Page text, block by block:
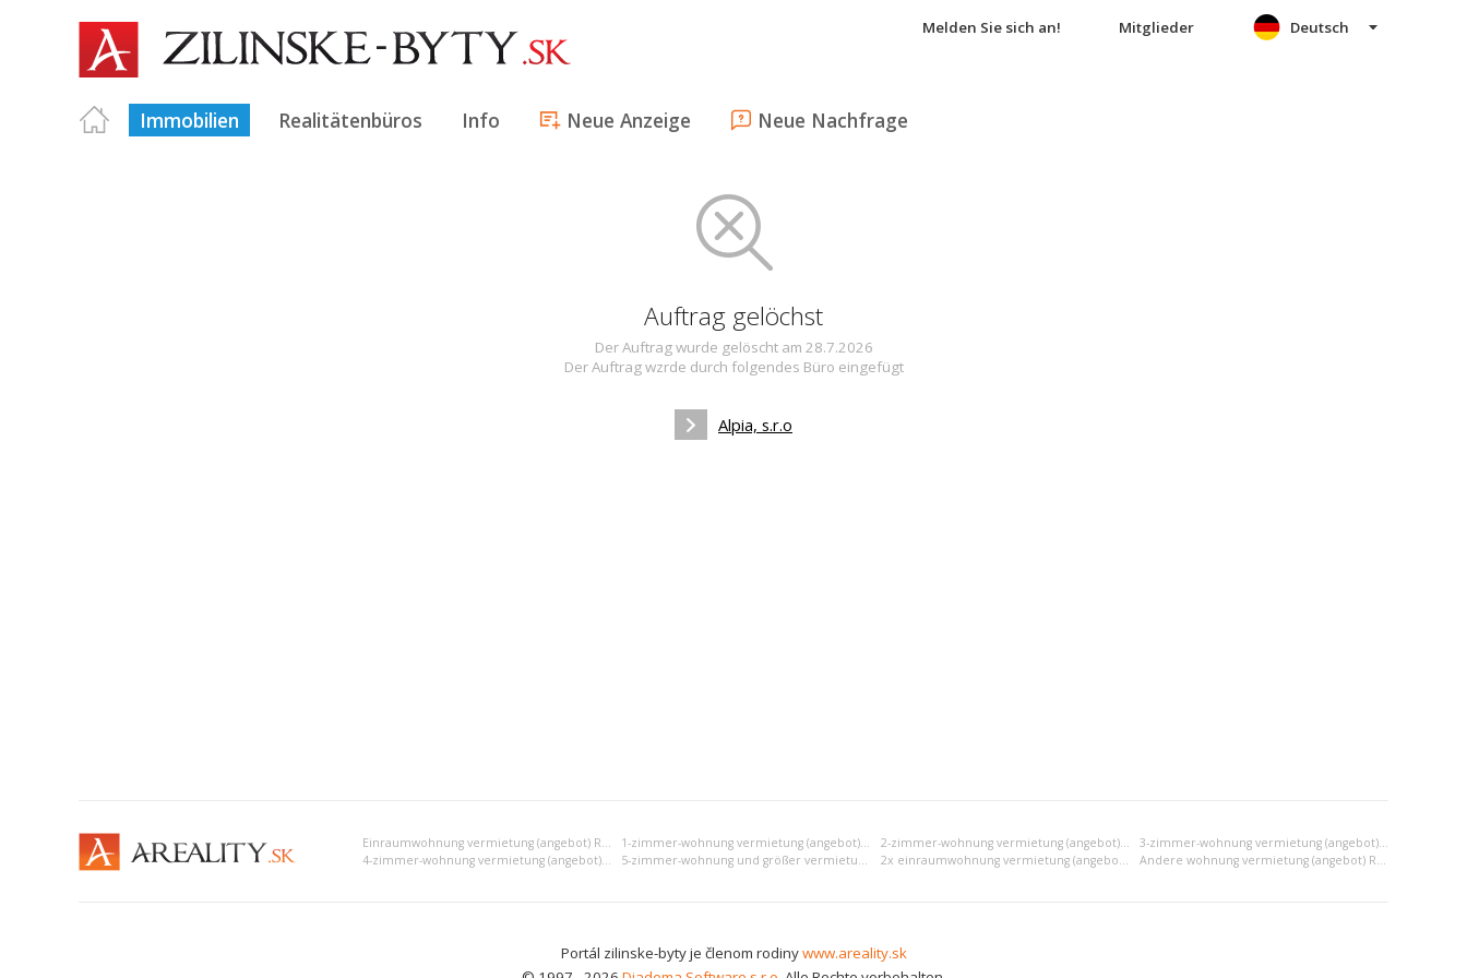
Melden Sie sich an! Mitglieder
Immobilien Realitätenbüros Info Neue Anzeige Neue Nachfrage
Deutsch
Auftrag gelöchst
Der Auftrag wurde gelöscht am 28.7.2026
Der Auftrag wzrde durch folgendes Büro eingefügt
Alpia, s.r.o
Einraumwohnung vermietung (angebot) Ružomberok 1-zimmer-wohnung vermietung (angebot) Ružomberok 2-zimmer-wohnung vermietung (angebot) Ružomberok
3-zimmer-wohnung vermietung (angebot) Ružomberok
4-zimmer-wohnung vermietung (angebot) Ružomberok
5-zimmer-wohnung und größer vermietung (angebot) Ružomberok 2x einraumwohnung vermietung (angebot) Ružomberok Andere wohnung vermietung (angebot) Ružomberok
Portál zilinske-byty je členom rodinywww.areality.sk